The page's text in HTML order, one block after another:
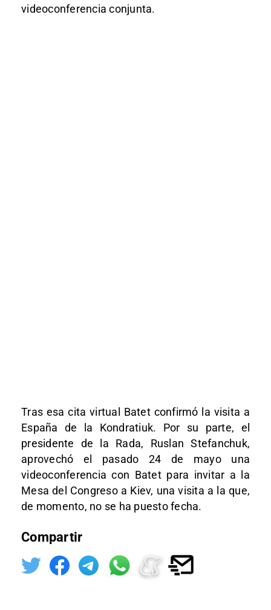
videoconferencia conjunta.
Tras esa cita virtual Batet confirmó la visita a
España de la Kondratiuk. Por su parte, el
presidente de la Rada, Ruslan Stefanchuk,
aprovechó el pasado 24 de mayo una
videoconferencia con Batet para invitar a la
Mesa del Congreso a Kiev, una visita a la que,
de momento, no se ha puesto fecha.
Compartir